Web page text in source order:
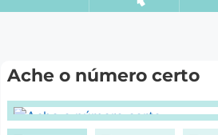
Ache o número certo